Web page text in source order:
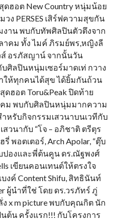
ฮอต New Country หนุ่มน้อย
วง PERSES เสิร์ฟความสุขกัน
าน พบกับทัพศิลปินตัวตึงจาก
าคม ทั้ง ไมค์ ภิรมย์พร,หญิงลี
อรภัสญาน์ จากนั้นวัน
ศิลปินหนุ่มเซอร์มาดเท่ กวาง
ให้ทุกคนได้สุข ได้ยิ้มกันถ้วน
ฮอต Toru&Peak ปิดท้าย
ม พบกับศิลปินหนุ่มมากความ
ำหรับกิจกรรมเสวนาบนเวทีกับ
สวนากับ “โจ – อภิชาติ ตรีตุร
พอตเตอร์, Arch Apolar, “ตุ๊บ
ปองและพี่ต้นคูน ดร.ณัฐพงศ์
เขียนคอนเทนต์ให้ตรงใจ
ค์ Content Shifu, สิทธินันท์
ผู้นำที่ใช่ โดย ดร.วรภัทร์ ภู่
x m picture พบกับคุณกิต นัก
นต้น ครั้งแรก!!! กับโครงการ